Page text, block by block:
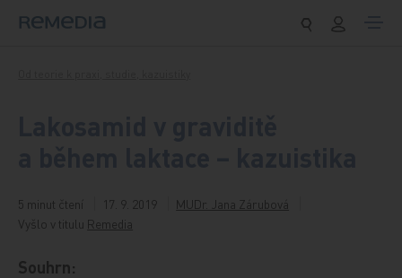
5 minut čtení 17. 9. 2019
MUDr. Jana Zárubová
Vyšlo v titulu Remedia
Souhrn: